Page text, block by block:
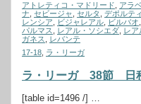
アトレティコ・マドリード
アラ
ナ セビージャ セルタ デポルテ
レンシア
ビジャレアル ビルバオ
パルマス
レアル・ソシエダ レア
ガネス
レバンテ
17-18 ラ・リーガ
ラ・リーガ 38節 日
[table id=1496 /] …